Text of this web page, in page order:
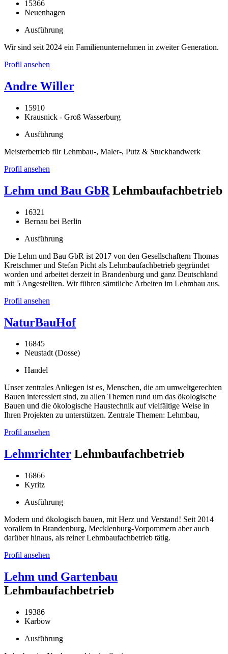
15366
Neuenhagen
Ausführung
Wir sind seit 2024 ein Familienunternehmen in zweiter Generation.
Profil ansehen
Andre Willer
15910
Krausnick - Groß Wasserburg
Ausführung
Meisterbetrieb für Lehmbau-, Maler-, Putz & Stuckhandwerk
Profil ansehen
Lehm und Bau GbR Lehmbaufachbetrieb
16321
Bernau bei Berlin
Ausführung
Die Lehm und Bau GbR ist 2017 von den Gesellschaftern Thomas
Kretschmer und Stefan Picht als Lehmbaufachbetrieb gegründet
worden und arbeitet derzeit in Brandenburg und ganz Deutschland
mit 5 Angestellten. Wir führen sämtliche Arbeiten im Lehmbau aus.
Profil ansehen
NaturBauHof
16845
Neustadt (Dosse)
Handel
Unser zentrales Anliegen ist es, Menschen, die am umweltgerechten
Bauen interessiert sind, zu allen Themen rund um das ökologische
Bauen und die ökologische Haustechnik auf vielfältige Weise in
Ihren Projekten zu unterstützen. Zentrale Themen: Lehmbau,
Profil ansehen
Lehmrichter Lehmbaufachbetrieb
16866
Kyritz
Ausführung
Modern und ökologisch bauen, mit Herz und Verstand! Seit 2014
vorallem in Brandenburg, Mecklenburg-Vorpommern aber auch
darüber hinaus, als reiner Lehmbaufachbetrieb tätig.
Profil ansehen
Lehm und Gartenbau
Lehmbaufachbetrieb
19386
Karbow
Ausführung